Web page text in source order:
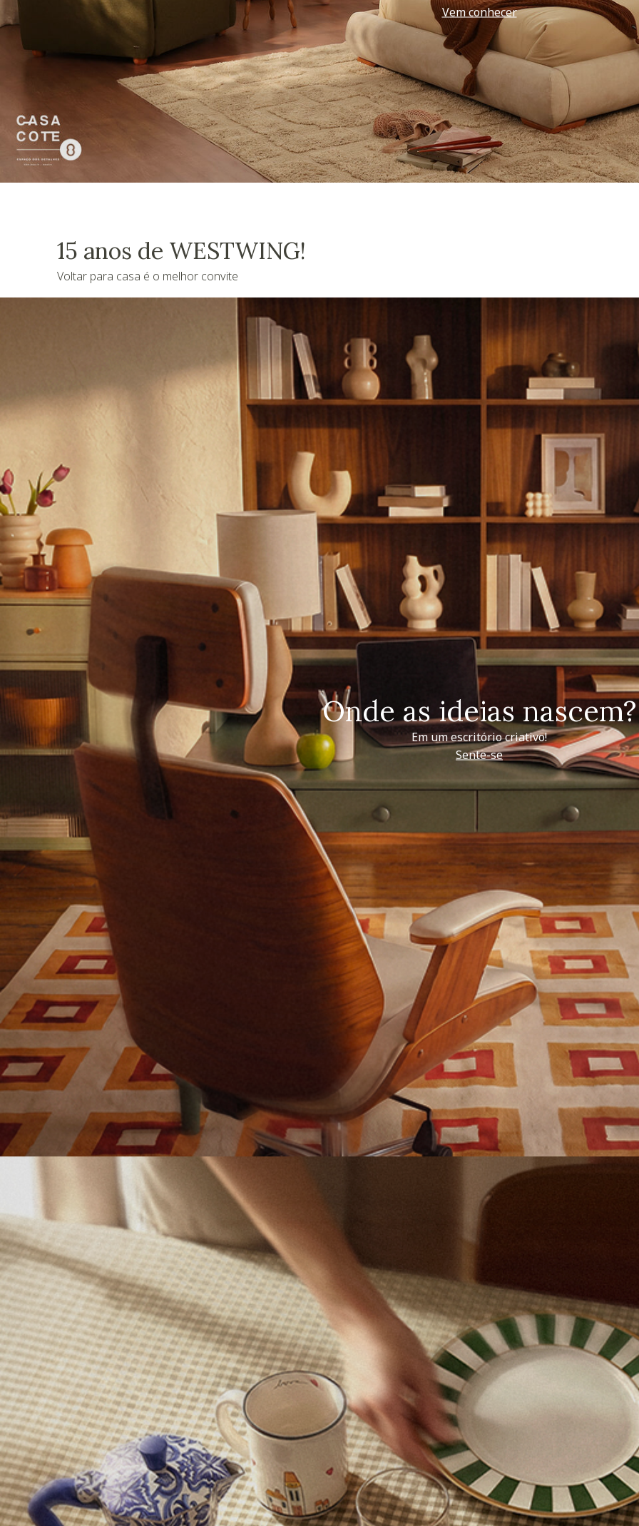
Vem conhecer
15 anos de WESTWING!
Voltar para casa é o melhor convite
Onde as ideias nascem?
Em um escritório criativo!
Sente-se